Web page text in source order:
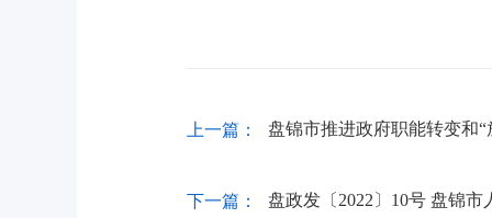
上一篇： 盘锦市推进政府职能转变和
下一篇： 盘政发〔2022〕10号 盘锦